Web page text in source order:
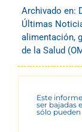
Archivado en:
Últimas
alimentación,
de la Salud
Este
ser bajadas
sólo